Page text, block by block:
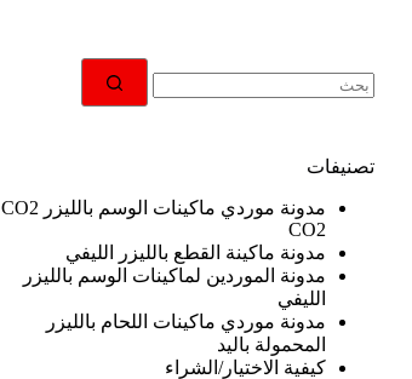
لا
توجد
تصنيفات
مدونة موردي ماكينات الوسم بالليزر CO2
CO2
مدونة ماكينة القطع بالليزر الليفي
مدونة الموردين لماكينات الوسم بالليزر
الليفي
مدونة موردي ماكينات اللحام بالليزر
المحمولة باليد
كيفية الاختيار/الشراء